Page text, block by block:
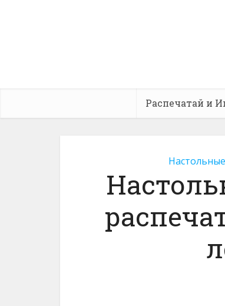
Распечатай и